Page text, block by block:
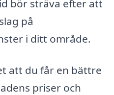
bör sträva efter att
på
i ditt område.
att du får en bättre
priser och